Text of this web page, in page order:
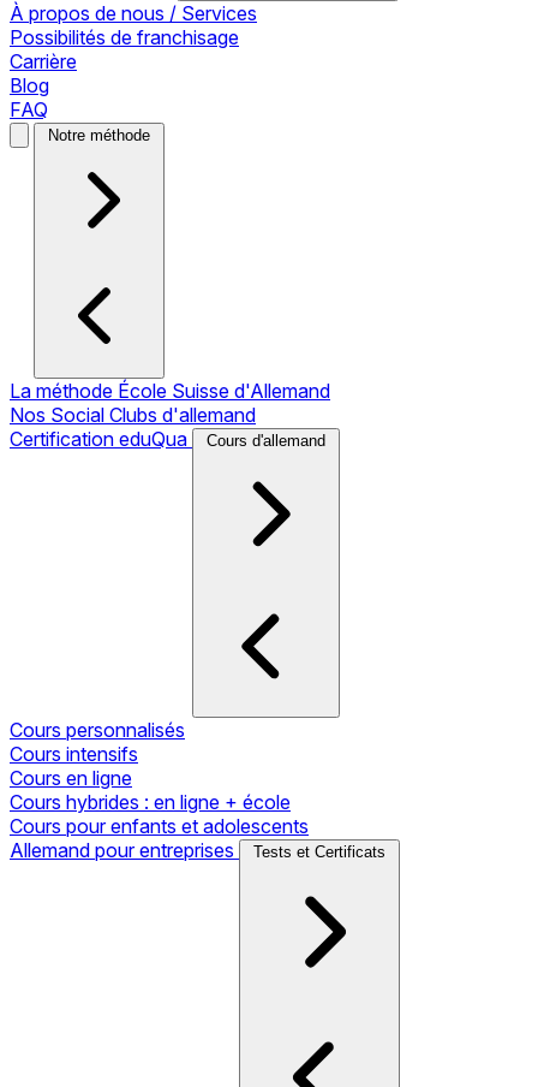
À propos de nous / Services
Possibilités de franchisage
Carrière
Blog
FAQ
Notre méthode
La méthode École Suisse d'Allemand
Nos Social Clubs d'allemand
Certification eduQua
Cours d'allemand
Cours personnalisés
Cours intensifs
Cours en ligne
Cours hybrides : en ligne + école
Cours pour enfants et adolescents
Allemand pour entreprises
Tests et Certificats